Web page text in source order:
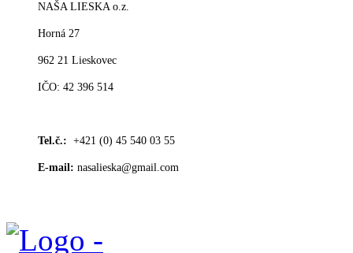
NAŠA LIESKA o.z.
Horná 27
962 21 Lieskovec
IČO: 42 396 514
Tel.č.: +421 (0) 45 540 03 55
E-mail: nasalieska@gmail.com